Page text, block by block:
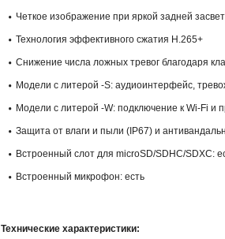
Четкое изображение при яркой задней
Технология эффективного сжатия H.265+
Снижение числа ложных тревог благодаря
Модели с литерой -S: аудиоинтерфейс,
Модели с литерой -W: подключение к Wi-Fi и
Защита от влаги и пыли (IP67) и
Встроенный слот для microSD/SDHC/SDXC:
Встроенный микрофон: есть
Технические характеристики: